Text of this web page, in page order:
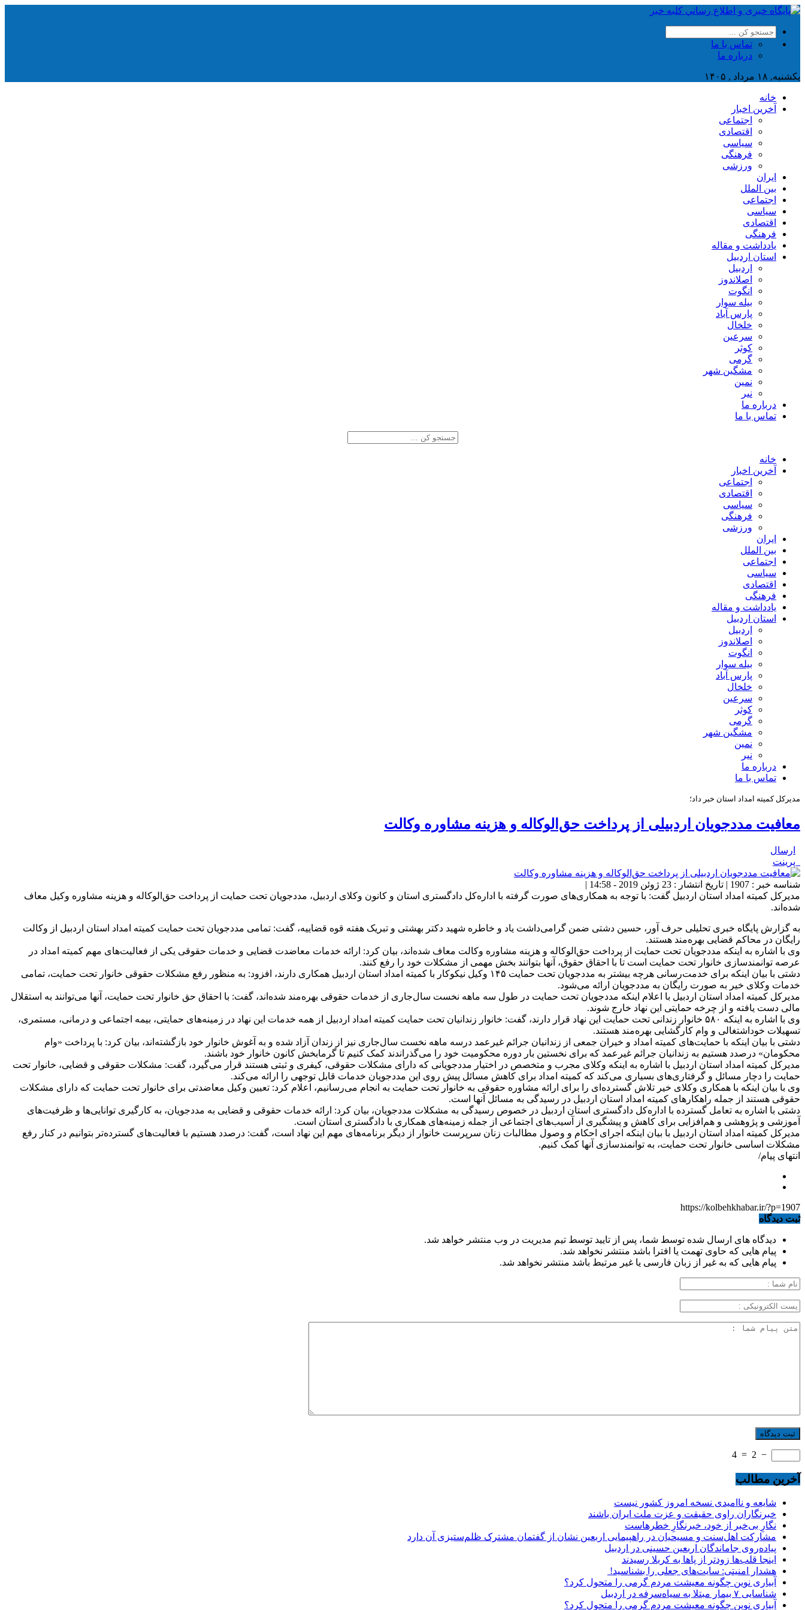
تماس با ما
درباره ما
یکشنبه, ۱۸ مرداد , ۱۴۰۵
خانه
آخرین اخبار
اجتماعی
اقتصادی
سیاسی
فرهنگی
ورزشی
ایران
بین الملل
اجتماعی
سیاسی
اقتصادی
فرهنگی
یادداشت و مقاله
استان اردبیل
اردبیل
اصلاندوز
انگوت
بیله سوار
پارس آباد
خلخال
سرعین
کوثر
گرمی
مشگین شهر
نمین
نیر
درباره ما
تماس با ما
خانه
آخرین اخبار
اجتماعی
اقتصادی
سیاسی
فرهنگی
ورزشی
ایران
بین الملل
اجتماعی
سیاسی
اقتصادی
فرهنگی
یادداشت و مقاله
استان اردبیل
اردبیل
اصلاندوز
انگوت
بیله سوار
پارس آباد
خلخال
سرعین
کوثر
گرمی
مشگین شهر
نمین
نیر
درباره ما
تماس با ما
مدیرکل کمیته امداد استان خبر داد؛
معافیت مددجویان اردبیلی از پرداخت حق‌الوکاله و هزینه مشاوره وکالت
ارسال
پرینت
شناسه خبر : 1907 | تاریخ انتشار : 23 ژوئن 2019 - 14:58 |
مدیرکل کمیته امداد استان اردبیل گفت: با توجه به همکاری‌های صورت گرفته با اداره‌کل دادگستری استان و کانون وکلای اردبیل، مددجویان تحت حمایت از پرداخت حق‌الوکاله و هزینه مشاوره وکیل معاف
‌شده‌اند.
به گزارش پایگاه خبری تحلیلی حرف آور، حسین دشتی ضمن گرامی‌داشت یاد و خاطره شهید دکتر بهشتی و تبریک هفته قوه قضاییه، گفت: تمامی مددجویان تحت حمایت کمیته امداد استان اردبیل از وکالت
رایگان در محاکم قضایی بهره‌مند هستند.
وی با اشاره به اینکه مددجویان تحت حمایت از پرداخت حق‌الوکاله و هزینه مشاوره وکالت معاف شده‌اند، بیان کرد: ارائه خدمات معاضدت قضایی و خدمات حقوقی یکی از فعالیت‌های مهم کمیته امداد در
عرصه توانمندسازی خانوار تحت حمایت است تا با احقاق حقوق، آنها بتوانند بخش مهمی از مشکلات خود را رفع کنند.
دشتی با بیان اینکه برای خدمت‌رسانی هرچه بیشتر به مددجویان تحت حمایت ۱۴۵ وکیل نیکوکار با کمیته امداد استان اردبیل همکاری دارند، افزود: به منظور رفع مشکلات حقوقی خانوار تحت حمایت، تمامی
خدمات وکلای خیر به صورت رایگان به مددجویان ارائه می‌شود.
مدیرکل کمیته امداد استان اردبیل با اعلام اینکه مددجویان تحت حمایت در طول سه ماهه نخست سال‌جاری از خدمات حقوقی بهره‌مند شده‌اند، گفت: با احقاق حق خانوار تحت حمایت، آنها می‌توانند به استقلال
مالی دست یافته و از چرخه حمایتی این نهاد خارج شوند.
وی با اشاره به اینکه ۵۸۰ خانوار زندانی تحت حمایت این نهاد قرار دارند، گفت: خانوار زندانیان تحت حمایت کمیته امداد اردبیل از همه خدمات این نهاد در زمینه‌های حمایتی، بیمه اجتماعی و درمانی، مستمری،
تسهیلات خوداشتغالی و وام کارگشایی بهره‌مند هستند.
دشتی با بیان اینکه با حمایت‌های کمیته امداد و خیران جمعی از زندانیان جرائم غیرعمد درسه ماهه نخست سال‌جاری نیز از زندان آزاد شده و به آغوش خانوار خود بازگشته‌اند، بیان کرد: با پرداخت «وام
محکومان» درصدد هستیم به زندانیان جرائم غیرعمد که برای نخستین بار دوره محکومیت خود را می‌گذراندند کمک کنیم تا گرمابخش کانون خانوار خود باشند.
مدیرکل کمیته امداد استان اردبیل با اشاره به اینکه وکلای مجرب و متخصص در اختیار مددجویانی که دارای مشکلات حقوقی، کیفری و ثبتی هستند قرار می‌گیرد، گفت: مشکلات حقوقی و قضایی، خانوار تحت
حمایت را دچار مسائل و گرفتاری‌های بسیاری می‌کند که کمیته امداد برای کاهش مسائل پیش روی این مددجویان خدمات قابل توجهی را ارائه می‌کند.
وی با بیان اینکه با همکاری وکلای خیر تلاش گسترده‌ای را برای ارائه مشاوره حقوقی به خانوار تحت حمایت به انجام می‌رسانیم، اعلام کرد: تعیین وکیل معاضدتی برای خانوار تحت حمایت که دارای مشکلات
حقوقی هستند از جمله راهکارهای کمیته امداد استان اردبیل در رسیدگی به مسائل آنها است.
دشتی با اشاره به تعامل گسترده با اداره‌کل دادگستری استان اردبیل در خصوص رسیدگی به مشکلات مددجویان، بیان کرد: ارائه خدمات حقوقی و قضایی به مددجویان، به کارگیری توانایی‌ها و ظرفیت‌های
آموزشی و پژوهشی و هم‌افزایی برای کاهش و پیشگیری از آسیب‌های اجتماعی از جمله زمینه‌های همکاری با دادگستری استان است.
مدیرکل کمیته امداد استان اردبیل با بیان اینکه اجرای احکام و وصول مطالبات زنان سرپرست خانوار از دیگر برنامه‌های مهم این نهاد است، گفت: درصدد هستیم با فعالیت‌های گسترده‌تر بتوانیم در کنار رفع
مشکلات اساسی خانوار تحت حمایت، به توانمندسازی آنها کمک کنیم.
انتهای پیام/
https://kolbehkhabar.ir/?p=1907
ثبت دیدگاه
دیدگاه های ارسال شده توسط شما، پس از تایید توسط تیم مدیریت در وب منتشر خواهد شد.
پیام هایی که حاوی تهمت یا افترا باشد منتشر نخواهد شد.
پیام هایی که به غیر از زبان فارسی یا غیر مرتبط باشد منتشر نخواهد شد.
−
2
=
4
آخرین مطالب
شایعه و ناامیدی نسخه امروز کشور نیست
خبرنگاران راوی حقیقت و عزت ملت ایران باشند
نگارِ بی‌خبر از خود، خبرنگارِ خطرهاست
مشارکت اهل‌سنت و مسیحیان در راهپیمایی اربعین نشان از گفتمان مشترک ظلم‌ستیزی آن دارد
پیاده‌روی جاماندگان اربعین حسینی در اردبیل
اینجا قلب‌ها زودتر از پاها به کربلا رسیدند
هشدار امنیتی: سایت‌های جعلی را بشناسید!
آبیاری نوین چگونه معیشت مردم گرمی را متحول کرد؟
شناسایی ۷ بیمار مبتلا به سیاه‌سرفه در اردبیل
آبیاری نوین چگونه معیشت مردم گرمی را متحول کرد؟